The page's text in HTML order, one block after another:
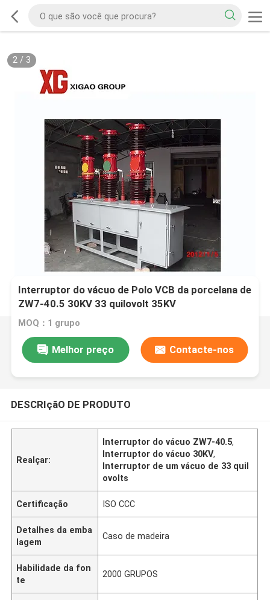
2/ 3
Interruptor do vácuo de Polo VCB da porcelana de
ZW7-40.5 30KV 33 quilovolt 35KV
MOQ：1 grupo
Melhor preço Contacte-nos
DESCRIçãO DE PRODUTO
Realçar:
Interruptor do vácuo ZW7-40.5,
Interruptor do vácuo 30KV,
Interruptor de um vácuo de 33 quil
ovolts
Certificação ISO CCC
Detalhes da emba
lagem
Caso de madeira
Habilidade da fon
te
2000 GRUPOS